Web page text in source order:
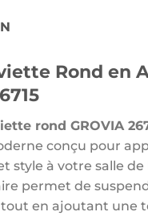
Rond en
rond GROVIA
conçu pour
style à votre salle de
permet de
en ajoutant une